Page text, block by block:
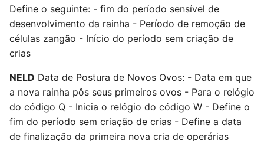
Define o seguinte: - fim do período sensível de
desenvolvimento da rainha - Período de remoção de
células zangão - Início do período sem criação de
crias
NELD Data de Postura de Novos Ovos: - Data em que
a nova rainha pôs seus primeiros ovos - Para o relógio
do código Q - Inicia o relógio do código W - Define o
fim do período sem criação de crias - Define a data
de finalização da primeira nova cria de operárias